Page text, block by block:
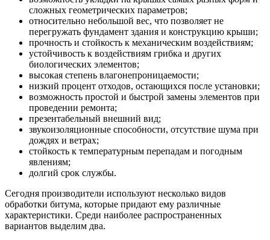
сложных геометрических параметров;
относительно небольшой вес, что позволяет не
перегружать фундамент здания и конструкцию крыши;
прочность и стойкость к механическим воздействиям;
устойчивость к воздействиям грибка и других
биологических элементов;
высокая степень влагонепроницаемости;
низкий процент отходов, остающихся после установки;
возможность простой и быстрой замены элементов при
проведении ремонта;
презентабельный внешний вид;
звукоизоляционные способности, отсутствие шума при
дождях и ветрах;
стойкость к температурным перепадам и погодным
явлениям;
долгий срок службы.
Сегодня производители используют несколько видов
обработки битума, которые придают ему различные
характеристики. Среди наиболее распространенных
вариантов выделим два.